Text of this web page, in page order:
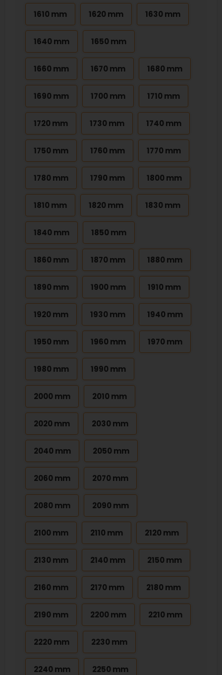
1610 mm 1620 mm 1630 mm
1640 mm 1650 mm
1660 mm 1670 mm 1680 mm
1690 mm 1700 mm 1710 mm
1720 mm 1730 mm 1740 mm
1750 mm 1760 mm 1770 mm
1780 mm 1790 mm 1800 mm
1810 mm 1820 mm 1830 mm
1840 mm 1850 mm
1860 mm 1870 mm 1880 mm
1890 mm 1900 mm 1910 mm
1920 mm 1930 mm 1940 mm
1950 mm 1960 mm 1970 mm
1980 mm 1990 mm
2000 mm 2010 mm
2020 mm 2030 mm
2040 mm 2050 mm
2060 mm 2070 mm
2080 mm 2090 mm
2100 mm 2110 mm 2120 mm
2130 mm 2140 mm 2150 mm
2160 mm 2170 mm 2180 mm
2190 mm 2200 mm 2210 mm
2220 mm 2230 mm
2240 mm 2250 mm